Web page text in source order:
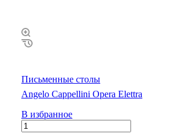
Письменные столы
Angelo Cappellini Opera Elettra
В избранное